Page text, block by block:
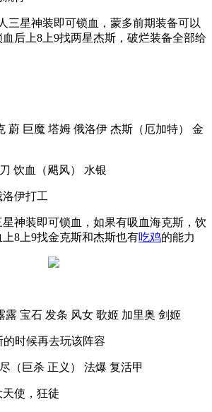
三星神装即可锁血，蒙多前期装备可以
后上8 上9找两星杰斯，破烂装备全部给
蔚 巨魔 塔姆 俄洛伊 杰斯（厄加特） 金
饮血（飓风） 水银
伊打工
星神装即可锁血，如果有吸血海克斯，饮
8 上9找金克斯和杰斯也有吃鸡的能力
露 宝石 发条 风女 歌姬 加里奥 剑姬
的时候再去玩该阵容
（巨杀 正义） 法爆 复活甲
使，狂徒